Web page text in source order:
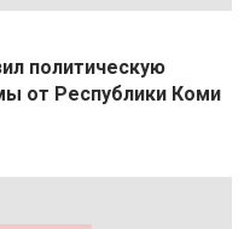
политическую
от Республики Коми